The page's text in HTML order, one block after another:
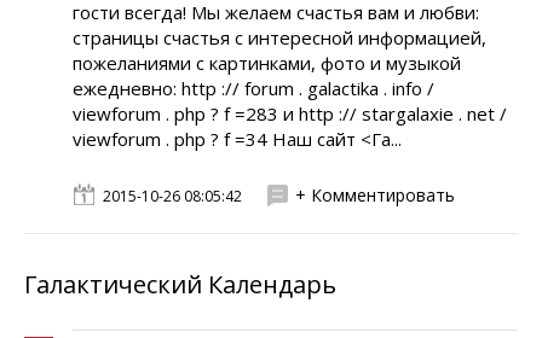
гости всегда! Мы желаем счастья вам и любви:
страницы счастья с интересной информацией,
пожеланиями с картинками, фото и музыкой
ежедневно: http :// forum . galactika . info /
viewforum . php ? f =283 и http :// stargalaxie . net /
viewforum . php ? f =34 Наш сайт <Га...
2015-10-26 08:05:42 + Комментировать
Галактический Календарь